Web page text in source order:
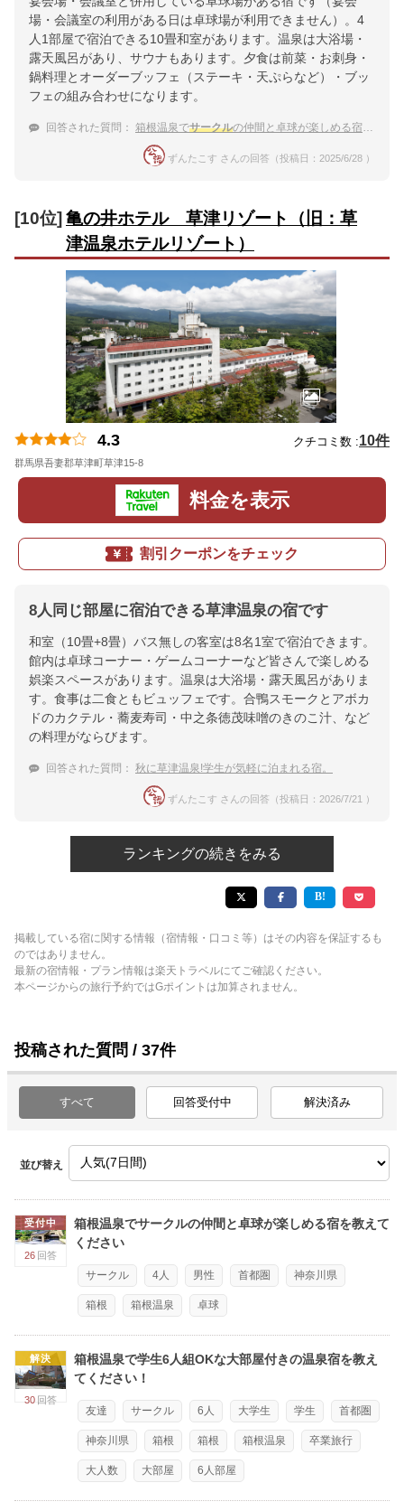
場・会議室の利用がある日は卓球場が利用できません）。4
人1部屋で宿泊できる10畳和室があります。温泉は大浴場・
露天風呂があり、サウナもあります。夕食は前菜・お刺身・
鍋料理とオーダーブッフェ（ステーキ・天ぷらなど）・ブッ
フェの組み合わせになります。
回答された質問： 箱根温泉でサークルの仲間と卓球が楽しめる宿を教えてください
ずんたこす さんの回答（投稿日：2025/6/28 ）
[10位] 亀の井ホテル 草津リゾート（旧：草
津温泉ホテルリゾート）
4.3 クチコミ数 :10件
群馬県吾妻郡草津町草津15-8
料金を表示
割引クーポンをチェック
8人同じ部屋に宿泊できる草津温泉の宿です
和室（10畳+8畳）バス無しの客室は8名1室で宿泊できます。
館内は卓球コーナー・ゲームコーナーなど皆さんで楽しめる
娯楽スペースがあります。温泉は大浴場・露天風呂がありま
す。食事は二食ともビュッフェです。合鴨スモークとアボカ
ドのカクテル・蕎麦寿司・中之条徳茂味噌のきのこ汁、など
の料理がならびます。
回答された質問： 秋に草津温泉!学生が気軽に泊まれる宿。
ずんたこす さんの回答（投稿日：2026/7/21 ）
ランキングの続きをみる
掲載している宿に関する情報（宿情報・口コミ等）はその内容を保証するも
のではありません。
最新の宿情報・プラン情報は楽天トラベルにてご確認ください。
本ページからの旅行予約ではGポイントは加算されません。
投稿された質問 / 37件
すべて 回答受付中 解決済み
並び替え
受付中
26 回答
箱根温泉でサークルの仲間と卓球が楽しめる宿を教えて
ください
サークル 4人 男性 首都圏 神奈川県
箱根 箱根温泉 卓球
解決
30 回答
箱根温泉で学生6人組OKな大部屋付きの温泉宿を教え
てください！
友達 サークル 6人 大学生 学生 首都圏
神奈川県 箱根 箱根 箱根温泉 卒業旅行
大人数 大部屋 6人部屋